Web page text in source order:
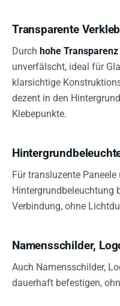
Transparente
Durch hohe Transparenz
unverfälscht, ideal für
klarsichtige
dezent in den
Klebepunkte.
Für transluzente
Hintergrundbeleuchtung
Verbindung, ohne
Namensschilder,
Auch Namensschilder,
dauerhaft befestigen,